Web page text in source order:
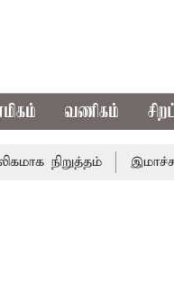
வணிகம்
நிறுத்தம்